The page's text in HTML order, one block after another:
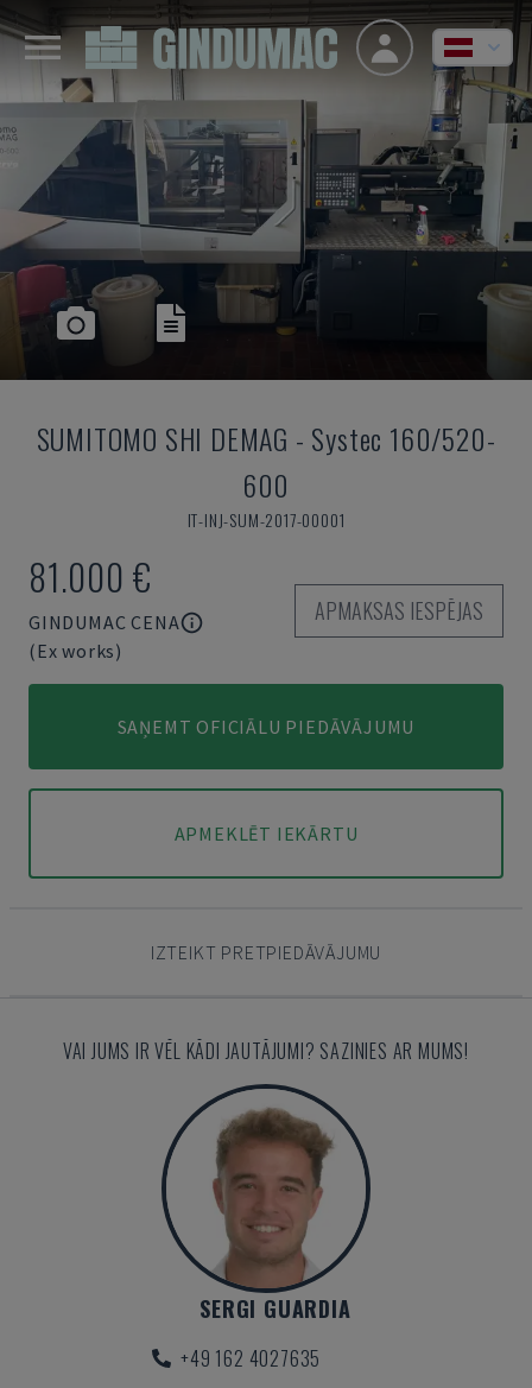
SUMITOMO SHI DEMAG - Systec 160/520-
600
IT-INJ-SUM-2017-00001
81.000 €
GINDUMAC CENA
(Ex works)
APMAKSAS IESPĒJAS
SAŅEMT OFICIĀLU PIEDĀVĀJUMU
APMEKLĒT IEKĀRTU
IZTEIKT PRETPIEDĀVĀJUMU
VAI JUMS IR VĒL KĀDI JAUTĀJUMI? SAZINIES AR MUMS!
SERGI GUARDIA
+49 162 4027635